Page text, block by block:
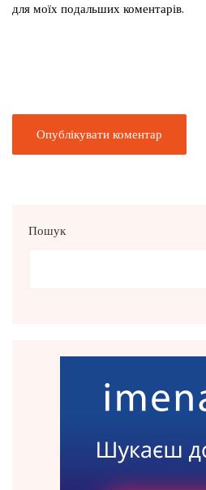
для моїх подальших коментарів.
Пошук